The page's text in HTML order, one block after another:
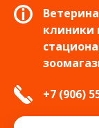
клиники
+7 (906)